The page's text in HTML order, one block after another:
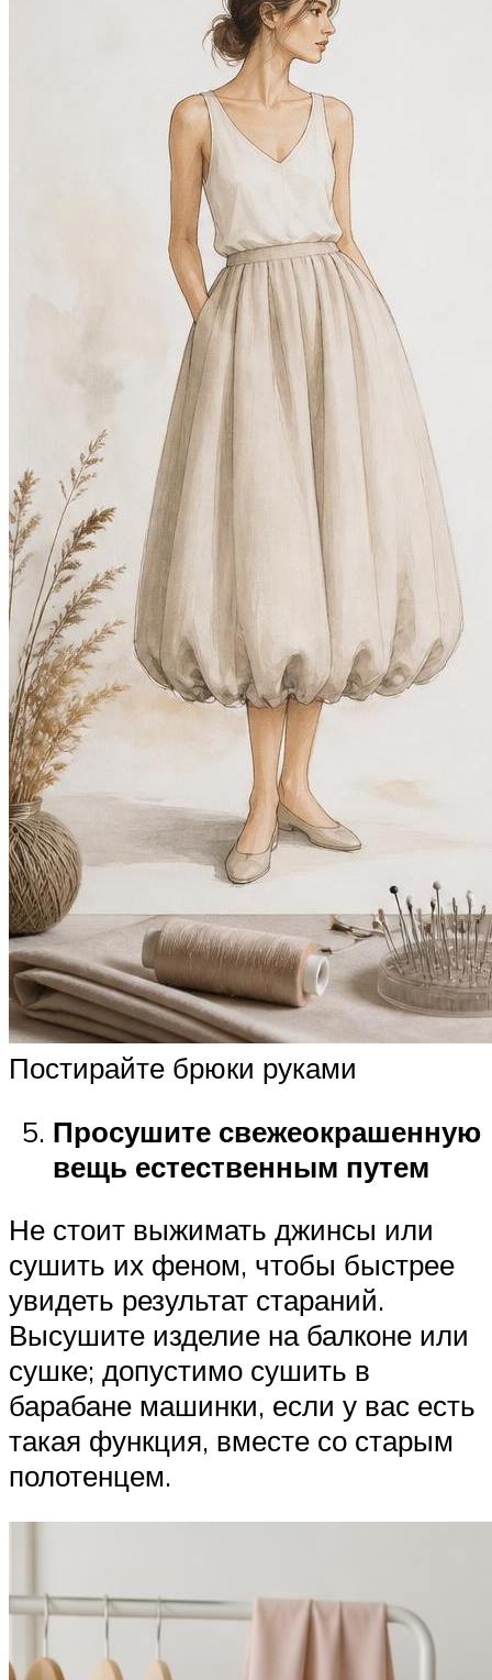
Постирайте брюки руками
Просушите свежеокрашенную
вещь естественным путем
Не стоит выжимать джинсы или
сушить их феном, чтобы быстрее
увидеть результат стараний.
Высушите изделие на балконе или
сушке; допустимо сушить в
барабане машинки, если у вас есть
такая функция, вместе со старым
полотенцем.